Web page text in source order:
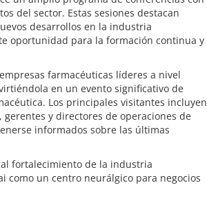
del sector. Estas sesiones destacan
desarrollos en la industria
oportunidad para la formación continua y
farmacéuticas líderes a nivel
en un evento significativo de
Los principales visitantes incluyen
y directores de operaciones de
informados sobre las últimas
fortalecimiento de la industria
como un centro neurálgico para negocios